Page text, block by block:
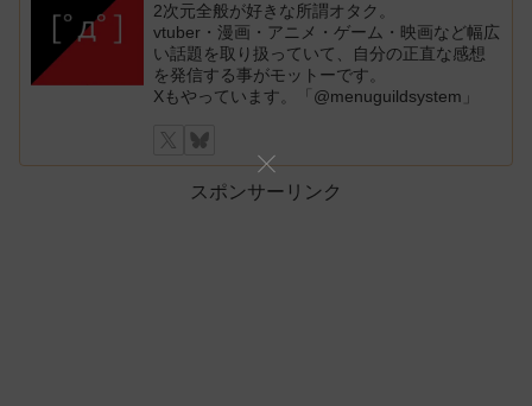
2次元全般が好きな所謂オタク。
vtuber・漫画・アニメ・ゲーム・映画など幅広
い話題を取り扱っていて、自分の正直な感想
を発信する事がモットーです。
Xもやっています。「@menuguildsystem」
スポンサーリンク